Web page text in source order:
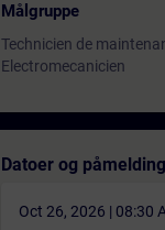
Målgruppe
Technicien de
Electromecanicien
Datoer og påmelding
Oct 26, 2026 | 08:30